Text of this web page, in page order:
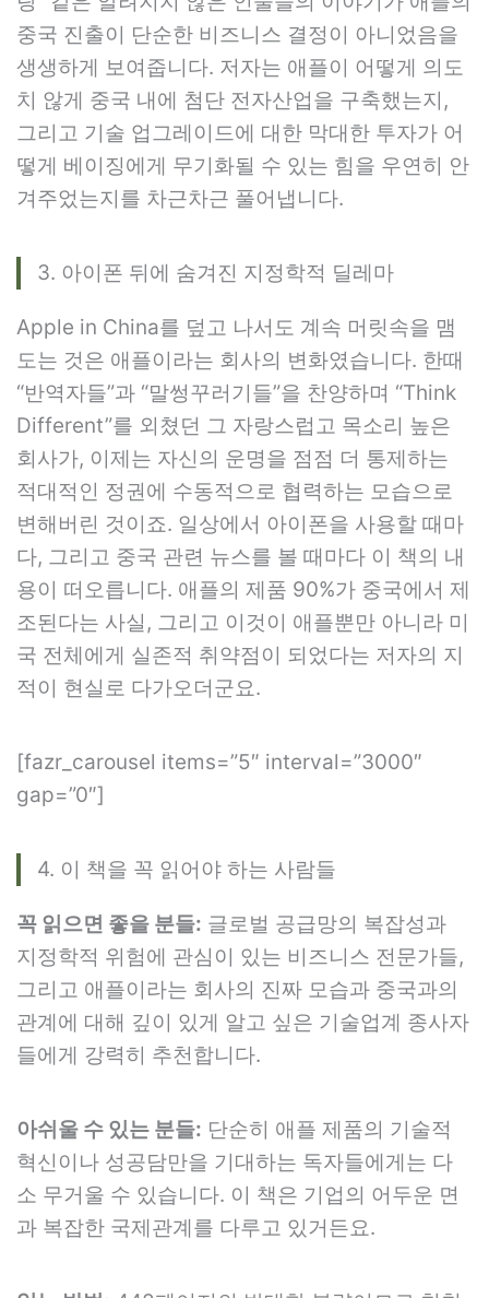
중국 진출이 단순한 비즈니스 결정이 아니었음을
생생하게 보여줍니다. 저자는 애플이 어떻게 의도
치 않게 중국 내에 첨단 전자산업을 구축했는지,
그리고 기술 업그레이드에 대한 막대한 투자가 어
떻게 베이징에게 무기화될 수 있는 힘을 우연히 안
겨주었는지를 차근차근 풀어냅니다.
3. 아이폰 뒤에 숨겨진 지정학적 딜레마
Apple in China를 덮고 나서도 계속 머릿속을 맴
도는 것은 애플이라는 회사의 변화였습니다. 한때
“반역자들”과 “말썽꾸러기들”을 찬양하며 “Think
Different”를 외쳤던 그 자랑스럽고 목소리 높은
회사가, 이제는 자신의 운명을 점점 더 통제하는
적대적인 정권에 수동적으로 협력하는 모습으로
변해버린 것이죠. 일상에서 아이폰을 사용할 때마
다, 그리고 중국 관련 뉴스를 볼 때마다 이 책의 내
용이 떠오릅니다. 애플의 제품 90%가 중국에서 제
조된다는 사실, 그리고 이것이 애플뿐만 아니라 미
국 전체에게 실존적 취약점이 되었다는 저자의 지
적이 현실로 다가오더군요.
[fazr_carousel items=”5″ interval=”3000″
gap=”0″]
4. 이 책을 꼭 읽어야 하는 사람들
꼭 읽으면 좋을 분들: 글로벌 공급망의 복잡성과
지정학적 위험에 관심이 있는 비즈니스 전문가들,
그리고 애플이라는 회사의 진짜 모습과 중국과의
관계에 대해 깊이 있게 알고 싶은 기술업계 종사자
들에게 강력히 추천합니다.
아쉬울 수 있는 분들: 단순히 애플 제품의 기술적
혁신이나 성공담만을 기대하는 독자들에게는 다
소 무거울 수 있습니다. 이 책은 기업의 어두운 면
과 복잡한 국제관계를 다루고 있거든요.